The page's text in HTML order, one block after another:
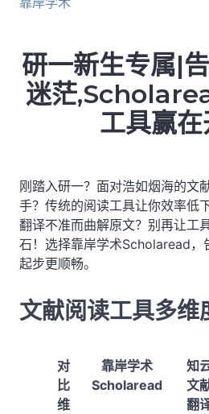
研一新生专属|
迷茫
工具赢在
刚踏入研一？面对浩如烟海的文
手？传统的阅读工具让你效率低
翻译不准而曲解原文？别再让工
石！选择靠岸学术Scholaread，
起步更顺畅。
文献阅读工具多维
对
比
维
靠岸学术
Scholaread
知
文
翻